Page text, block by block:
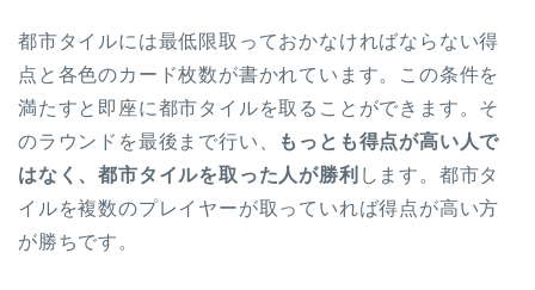
都市タイルには最低限取っておかなければならない得
点と各色のカード枚数が書かれています。この条件を
満たすと即座に都市タイルを取ることができます。そ
のラウンドを最後まで行い、
もっとも得点が高い人で
はなく、都市タイルを取った人が勝利 します。都市タ
イルを複数のプレイヤーが取っていれば得点が高い方
が勝ちです。